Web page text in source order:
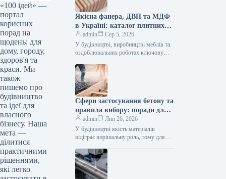
«100 ідей» —
портал
корисних
порад на
щодень: для
дому, городу,
здоров'я та
краси. Ми
також
пишемо про
будівництво
та ідеї для
власного
бізнесу. Наша
мета —
ділитися
практичними
рішеннями,
які легко
Якісна фанера, ДВП та МДФ
в Україні: каталог плитних
матеріалів від «ВІН-ВУД»
admin
Сер 5, 2026
У будівництві, виробництві меблів та
оздоблювальних роботах ключову
сировини. Компанія «ВІН-ВУД» уже
тривалий час займається…
Сфери застосування бетону та
правила вибору: поради для
приватного й промислового
будівництва
admin
Лип 26, 2026
У будівництві якість матеріалів
відіграє вирішальну роль, тому для
обирати перевірених виробників, таких
як компанія Промбудцентр,…